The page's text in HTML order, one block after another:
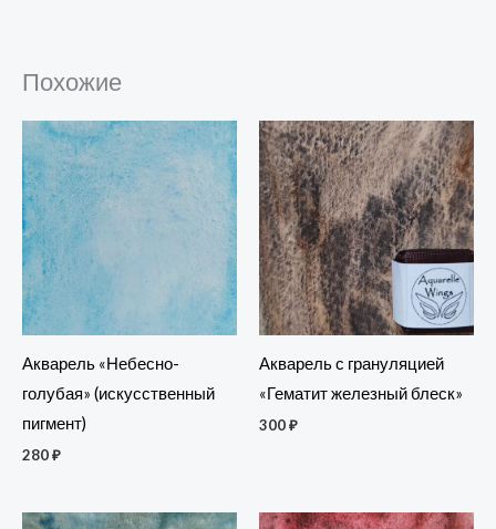
Похожие
Акварель «Небесно-
голубая» (искусственный
пигмент)
280₽
Акварель с грануляцией
«Гематит железный блеск»
300₽